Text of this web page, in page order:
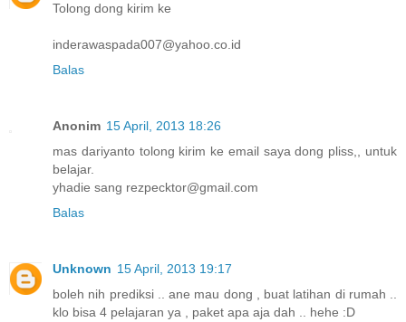
Tolong dong kirim ke
inderawaspada007@yahoo.co.id
Balas
Anonim 15 April, 2013 18:26
mas dariyanto tolong kirim ke email saya dong pliss,, untuk
belajar.
yhadie sang rezpecktor@gmail.com
Balas
Unknown 15 April, 2013 19:17
boleh nih prediksi .. ane mau dong , buat latihan di rumah ..
klo bisa 4 pelajaran ya , paket apa aja dah .. hehe :D